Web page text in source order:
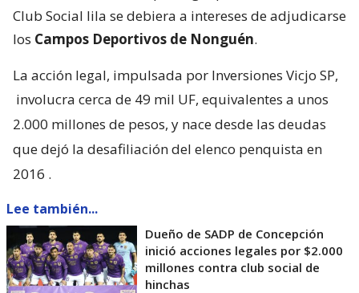
Club Social lila se debiera a intereses de adjudicarse
los Campos Deportivos de Nonguén.
La acción legal, impulsada por Inversiones Vicjo SP,
involucra cerca de 49 mil UF, equivalentes a unos
2.000 millones de pesos, y nace desde las deudas
que dejó la desafiliación del elenco penquista en
2016 .
Lee también...
Dueño de SADP de Concepción
inició acciones legales por $2.000
millones contra club social de
hinchas